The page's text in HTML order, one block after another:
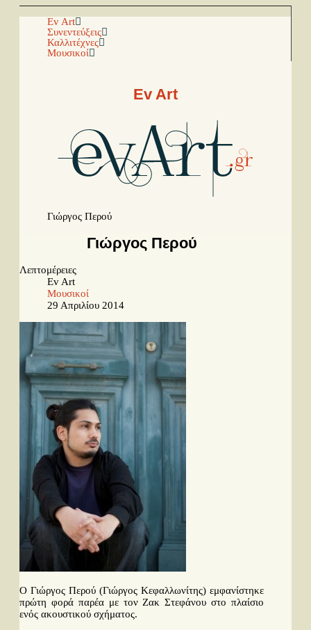
Αρχική
Facebook
Ραπόρτο
Live & Συναυλίες
Συνεντεύξεις
Σειρές
Ταινίες
Βιβλία
Video News
Καλλιτέχνες
Μουσικοί
Διάφοροι
Εκτός Συνόρων
Νέα
Στήλες
Polls
Small Talk
Αναζήτηση...
Ev Art
Ev Art
Συνεντεύξεις
Καλλιτέχνες
Μουσικοί
Γιώργος Περού
Γιώργος Περού
Λεπτομέρειες
Ev Art
Μουσικοί
29 Απριλίου 2014
Ο Γιώργος Περού (Γιώργος Κεφαλλωνίτης) εμφανίστηκε
πρώτη φορά παρέα με τον Ζακ Στεφάνου στο πλαίσιο
ενός ακουστικού σχήματος.